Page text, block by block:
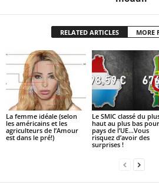
RELATED ARTICLES MORE
La femme idéale (selon
les américains et les
agriculteurs de l’Amour
est dans le pré!)
Le SMIC classé du
haut au plus bas
pays de l’UE…Vous
risquez d’avoir des
surprises !